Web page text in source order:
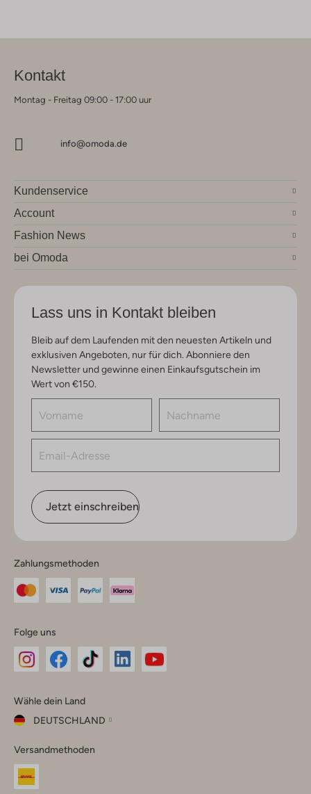
Kontakt
Montag - Freitag 09:00 - 17:00 uur
info@omoda.de
Kundenservice
Account
Fashion News
bei Omoda
Lass uns in Kontakt bleiben
Bleib auf dem Laufenden mit den neuesten Artikeln und
exklusiven Angeboten, nur für dich. Abonniere den
Newsletter und gewinne einen Einkaufsgutschein im
Wert von €150.
Jetzt einschreiben
Zahlungsmethoden
Folge uns
Instagram
Facebook
TikTok
Wähle dein Land
DEUTSCHLAND
dein
Land
Versandmethoden